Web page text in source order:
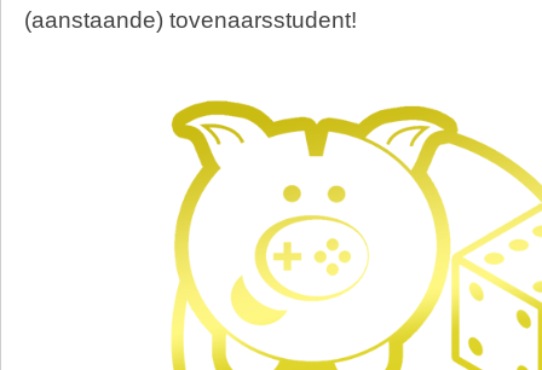
(aanstaande) tovenaarsstudent!